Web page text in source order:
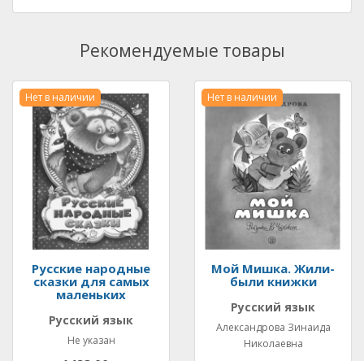
Рекомендуемые товары
Нет в наличии
Русские народные
сказки для самых
маленьких
Русский язык
Не указан
Нет в наличии
Мой Мишка. Жили-
были книжки
Русский язык
Александрова Зинаида
Николаевна